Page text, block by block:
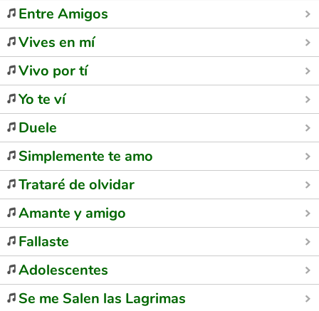
Entre Amigos
Vives en mí
Vivo por tí
Yo te ví
Duele
Simplemente te amo
Trataré de olvidar
Amante y amigo
Fallaste
Adolescentes
Se me Salen las Lagrimas